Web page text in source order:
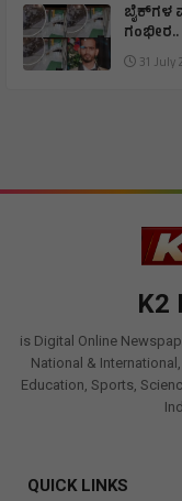
ಬೈಕ್‌ಗಳ
ಗಂಭೀರ..
31 July
K2
is Digital Online
National &
Education, Sports,
QUICK LINKS